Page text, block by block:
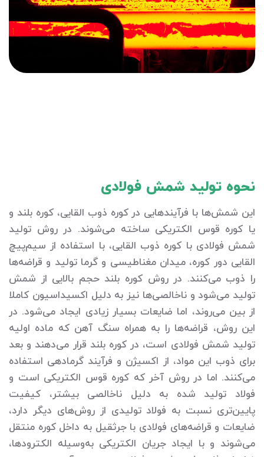
نحوه تولید شمش فولادی
این شمش‌ها با فرآیندهایی در کوره ذوب القایی، کوره بلند و
یا کوره قوس الکتریکی ساخته می‌شوند. در روش تولید
شمش فولادی با کوره ذوب القایی، با استفاده از سیم‌پیچ
القایی دور کوره، میدان مغناطیسی و گرما تولید و قراضه‌ها
را ذوب می‌کنند. در روش کوره بلند حجم بالایی از شمش
تولید می‌شود و ناخالصی‌ها نیز به دلیل اکسیداسیون کاملا
از بین می‌روند، اما ضایعات بسیار زیادی ایجاد می‌شود. در
این روش، قراضه‌ها را به همراه سنگ آهن که ماده اولیه
تولید شمش فولادی است، در کوره بلند قرار می‌دهند و بعد
برای ذوب این مواد، از اکسیژن و فرآیند گرمادهی استفاده
می‌کنند. اما در روش آخر که کوره قوس الکتریکی است و
فولاد تولید شده به دلیل ناخالصی بیشتر، کیفیت
پایین‌تری نسبت به فولاد تولیدی از روش‌های دیگر دارد،
ضایعات و قراضه‌های فولادی با جرثقیل به داخل کوره منتقل
می‌شوند و با ایجاد جریان الکتریکی به‌وسیله الکترودها،